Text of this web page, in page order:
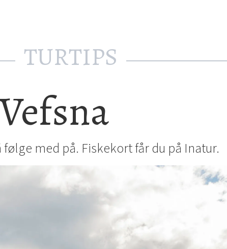
TURTIPS
med på. Fiskekort får du på Inatur.